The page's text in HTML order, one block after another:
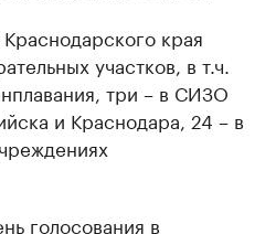
края
участков, в т.ч.
три – в СИЗО
и Краснодара, 24 – в
голосования в